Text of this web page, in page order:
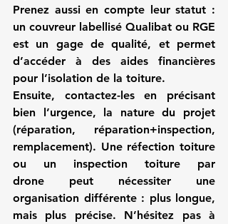
Prenez aussi en compte leur statut :
un couvreur labellisé Qualibat ou RGE
est un gage de qualité, et permet
d’accéder à des aides financières
pour l’isolation de la toiture.
Ensuite, contactez-les en précisant
bien l’urgence, la nature du projet
(réparation, réparation+inspection,
remplacement). Une réfection toiture
ou un inspection toiture par
drone peut nécessiter une
organisation différente : plus longue,
mais plus précise. N’hésitez pas à